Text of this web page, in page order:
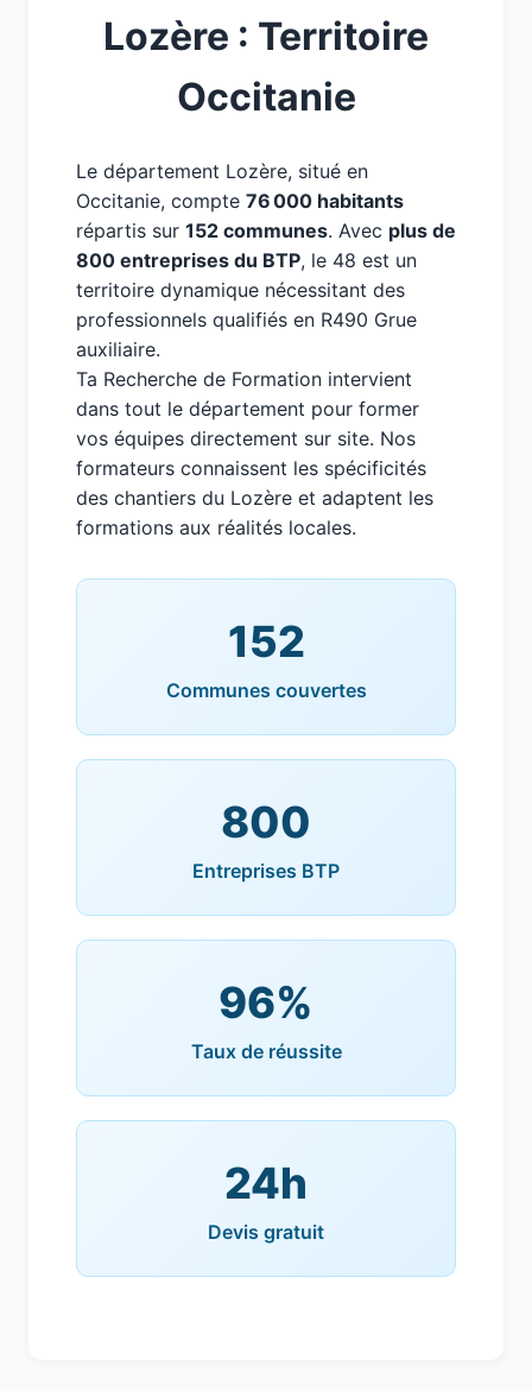
Lozère : Territoire
Occitanie
Le département Lozère, situé en
Occitanie, compte 76 000 habitants
répartis sur 152 communes. Avec plus de
800 entreprises du BTP, le 48 est un
territoire dynamique nécessitant des
professionnels qualifiés en R490 Grue
auxiliaire.
Ta Recherche de Formation intervient
dans tout le département pour former
vos équipes directement sur site. Nos
formateurs connaissent les spécificités
des chantiers du Lozère et adaptent les
formations aux réalités locales.
152
Communes couvertes
800
Entreprises BTP
96%
Taux de réussite
24h
Devis gratuit